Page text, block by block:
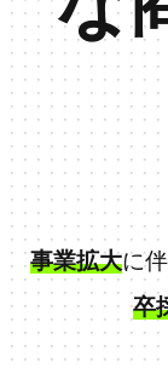
事業拡大に
卒